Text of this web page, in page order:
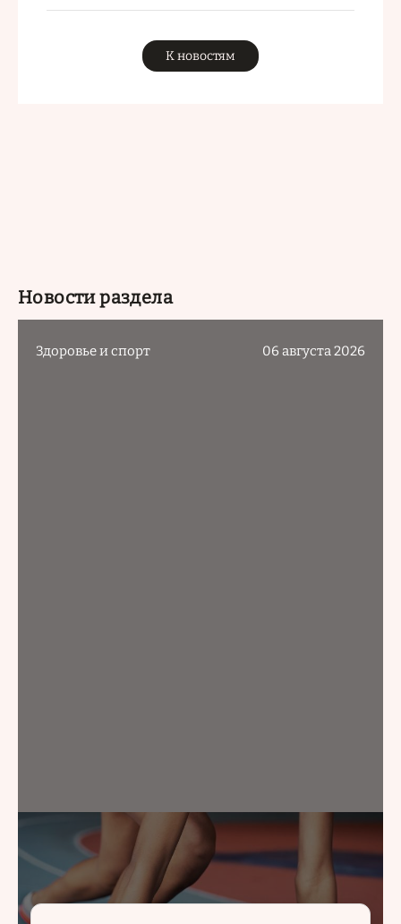
К новостям
Новости раздела
Здоровье и спорт 06 августа 2026